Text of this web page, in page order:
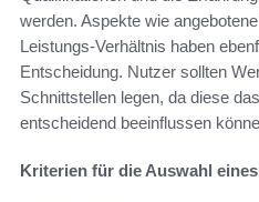
werden. Aspekte wie
Leistungs-Verhältnis haben
Entscheidung. Nutzer sollten
Schnittstellen legen, da diese
entscheidend beeinflussen
Kriterien für die Auswahl